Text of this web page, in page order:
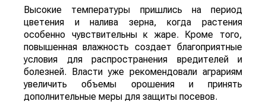
Высокие температуры пришлись на период
цветения и налива зерна, когда растения
особенно чувствительны к жаре. Кроме того,
повышенная влажность создает благоприятные
условия для распространения вредителей и
болезней. Власти уже рекомендовали аграриям
увеличить объемы орошения и принять
дополнительные меры для защиты посевов.